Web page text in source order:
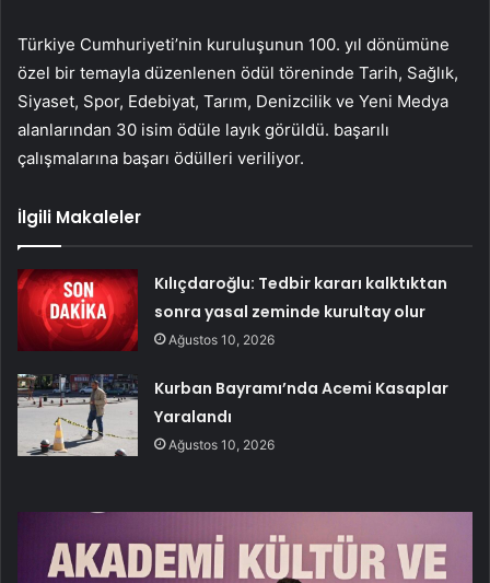
Türkiye Cumhuriyeti’nin kuruluşunun 100. yıl dönümüne
özel bir temayla düzenlenen ödül töreninde Tarih, Sağlık,
Siyaset, Spor, Edebiyat, Tarım, Denizcilik ve Yeni Medya
alanlarından 30 isim ödüle layık görüldü. başarılı
çalışmalarına başarı ödülleri veriliyor.
İlgili Makaleler
Kılıçdaroğlu: Tedbir kararı kalktıktan
sonra yasal zeminde kurultay olur
Ağustos 10, 2026
Kurban Bayramı’nda Acemi Kasaplar
Yaralandı
Ağustos 10, 2026